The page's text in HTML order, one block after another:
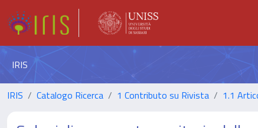
IRIS
IRIS Catalogo Ricerca 1 Contributo su Rivista 1.1